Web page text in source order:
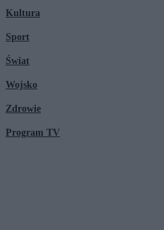
Kultura
Sport
Świat
Wojsko
Zdrowie
Program TV